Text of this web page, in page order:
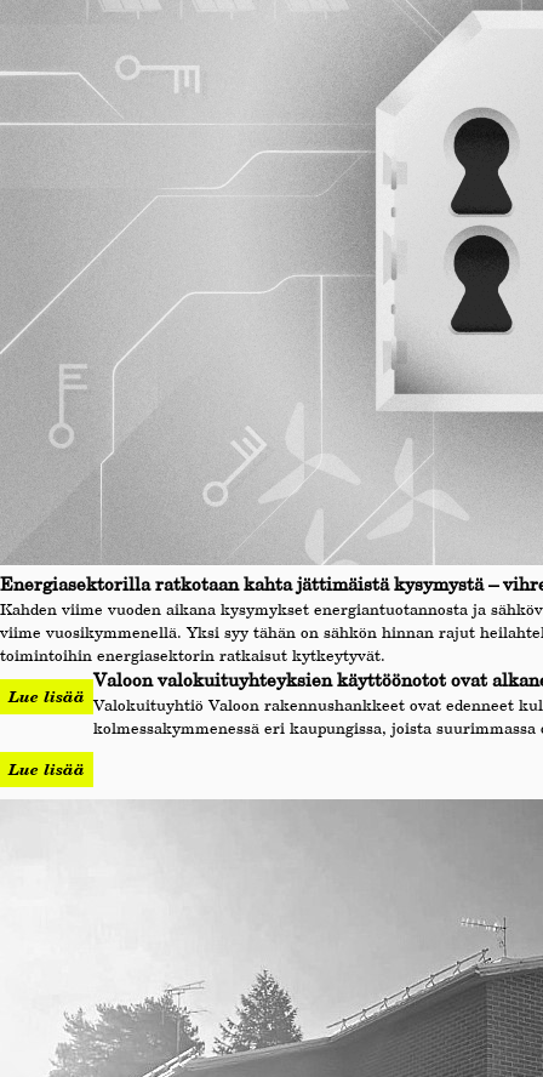
Energiasektorilla ratkotaan kahta jättimäistä kysymystä –
Kahden viime vuoden aikana kysymykset energiantuotannosta ja
viime vuosikymmenellä. Yksi syy tähän on sähkön hinnan rajut
toimintoihin energiasektorin ratkaisut kytkeytyvät.
Lue lisää
Valoon valokuituyhteyksien käyttöönotot ovat
Valokuituyhtiö Valoon rakennushankkeet ovat edenneet
kolmessakymmenessä eri kaupungissa, joista
Lue lisää